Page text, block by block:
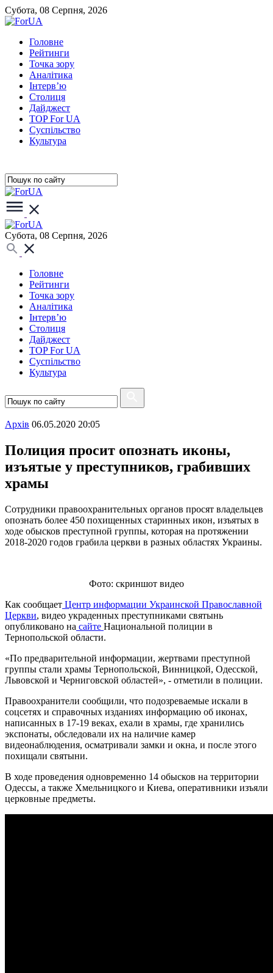
Субота, 08 Серпня, 2026
Головне
Рейтинги
Точка зору
Аналітика
Інтерв’ю
Столиця
Дайджест
TOP For UA
Суспiльство
Культура
Субота, 08 Серпня, 2026
Головне
Рейтинги
Точка зору
Аналітика
Інтерв’ю
Столиця
Дайджест
TOP For UA
Суспiльство
Культура
Архiв 06.05.2020 20:05
Полиция просит опознать иконы,
изъятые у преступников, грабивших
храмы
Сотрудники правоохранительных органов просят владельцев
опознать более 450 похищенных старинных икон, изъятых в
ходе обысков преступной группы, которая на протяжении
2018-2020 годов грабила церкви в разных областях Украины.
Фото: скриншот видео
Как сообщает Центр информации Украинской Православной
Церкви, видео украденных преступниками святынь
опубликовано на сайте Национальной полиции в
Тернопольской области.
«По предварительной информации, жертвами преступной
группы стали храмы Тернопольской, Винницкой, Одесской,
Львовской и Черниговской областей», - отметили в полиции.
Правоохранители сообщили, что подозреваемые искали в
соцсетях и справочных изданиях информацию об иконах,
написанных в 17-19 веках, ехали в храмы, где хранились
экспонаты, обследовали их на наличие камер
видеонаблюдения, осматривали замки и окна, и после этого
похищали святыни.
В ходе проведения одновременно 14 обысков на территории
Одессы, а также Хмельницкого и Киева, оперативники изъяли
церковные предметы.